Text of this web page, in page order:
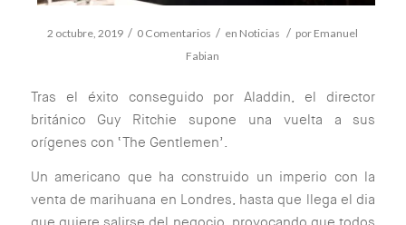
2 octubre, 2019 / 0 Comentarios / en Noticias / por Emanuel
Fabian
Tras el éxito conseguido por Aladdin, el director
británico Guy Ritchie supone una vuelta a sus
orígenes con ‘The Gentlemen’.
Un americano que ha construido un imperio con la
venta de marihuana en Londres, hasta que llega el dia